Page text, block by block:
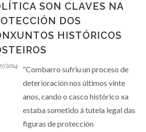
SON CLAVES NA
DOS
HISTÓRICOS
2014
“Combarro sufriu un proceso de
deterioración nos últimos vinte
anos, cando o casco histórico xa
estaba sometido á tutela legal das
figuras de protección